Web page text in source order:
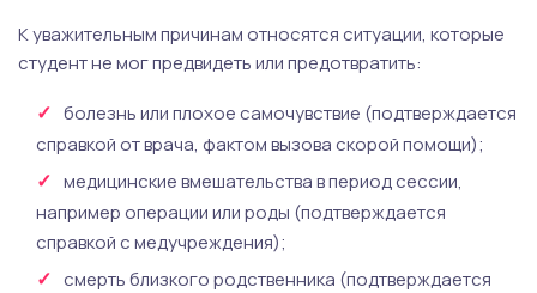
К уважительным причинам относятся ситуации, которые
студент не мог предвидеть или предотвратить:
болезнь или плохое самочувствие (подтверждается
справкой от врача, фактом вызова скорой помощи);
медицинские вмешательства в период сессии,
например операции или роды (подтверждается
справкой с медучреждения);
смерть близкого родственника (подтверждается